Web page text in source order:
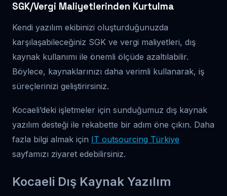
SGK/Vergi Maliyetlerinden Kurtulma
Kendi yazılım ekibinizi oluşturduğunuzda
karşılaşabileceğiniz SGK ve vergi maliyetleri, dış
kaynak kullanımı ile önemli ölçüde azaltılabilir.
Böylece, kaynaklarınızı daha verimli kullanarak, iş
süreçlerinizi geliştirirsiniz.
Kocaeli’deki işletmeler için sunduğumuz dış kaynak
yazılım desteği ile rekabette bir adım öne çıkın. Daha
fazla bilgi almak için IT outsourcing Türkiye
sayfamızı ziyaret edebilirsiniz.
Kocaeli Dış Kaynak Yazılım